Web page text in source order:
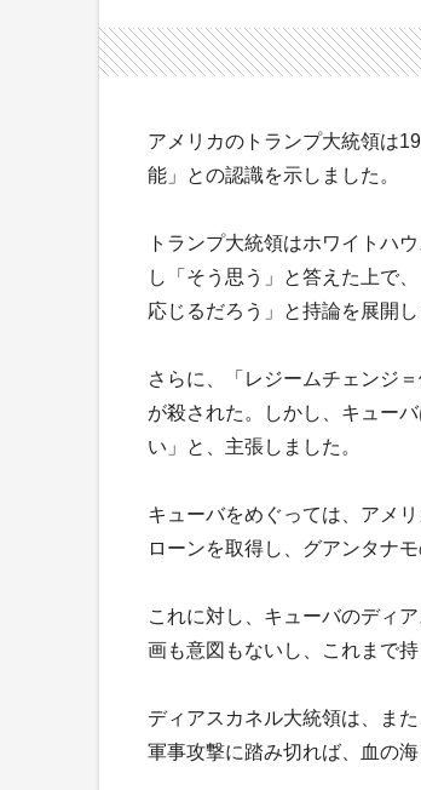
アメリカのトランプ大統領は
能」との認識を示しました。
トランプ大統領はホワイトハ
し「そう思う」と答えた上で
応じるだろう」と持論を展開し
さらに、「レジームチェンジ
が殺された。しかし、キュー
い」と、主張しました。
キューバをめぐっては、アメ
ローンを取得し、グアンタナ
これに対し、キューバのディ
画も意図もないし、これまで
ディアスカネル大統領は、ま
軍事攻撃に踏み切れば、血の